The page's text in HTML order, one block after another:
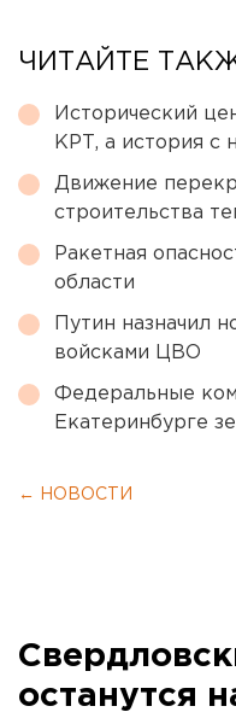
ЧИТАЙТЕ
Исторический
КРТ, а история с
Движение
строительства
Ракетная
области
Путин назначил
войсками ЦВО
Федеральные
Екатеринбурге
← НОВОСТИ
останутся